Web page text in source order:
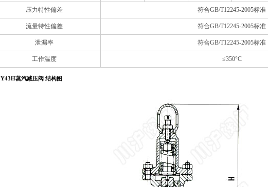
压力特性偏差 符合GB/T12245-2005标准
流量特性偏差 符合GB/T12245-2005标准
泄漏率 符合GB/T12245-2005标准
工作温度 ≤350°C
蒸汽减压阀 结构图